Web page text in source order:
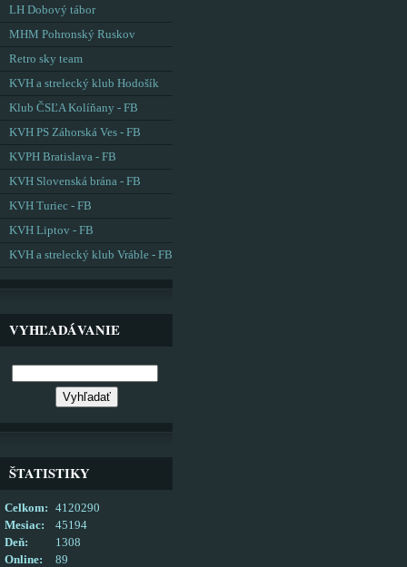
LH Dobový tábor
MHM Pohronský Ruskov
Retro sky team
KVH a strelecký klub Hodošík
Klub ČSĽA Kolíňany - FB
KVH PS Záhorská Ves - FB
KVPH Bratislava - FB
KVH Slovenská brána - FB
KVH Turiec - FB
KVH Liptov - FB
KVH a strelecký klub Vráble - FB
VYHĽADÁVANIE
ŠTATISTIKY
Online: 89
Celkom:
4120290
Mesiac:
45194
Deň:
1308